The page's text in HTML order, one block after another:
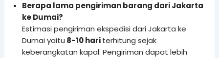
Berapa lama pengiriman barang dari Jakarta
ke Dumai?
Estimasi pengiriman ekspedisi dari Jakarta ke
Dumai yaitu 8-10 hariterhitung sejak
keberangkatan kapal. Pengiriman dapat lebih